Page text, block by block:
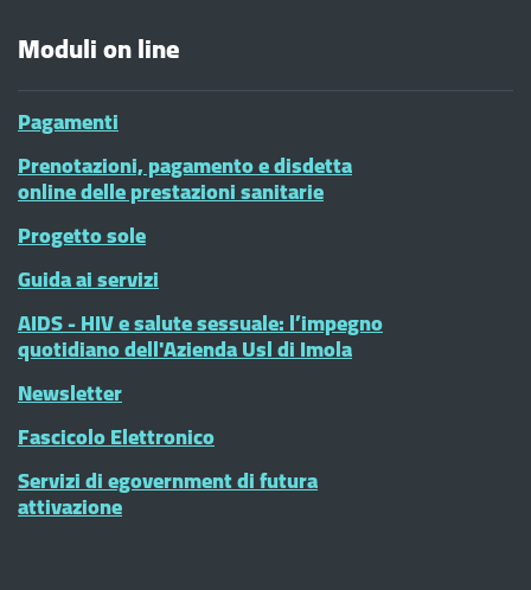
Moduli on line
Pagamenti
Prenotazioni, pagamento e disdetta
online delle prestazioni sanitarie
Progetto sole
Guida ai servizi
AIDS - HIV e salute sessuale: l’impegno
quotidiano dell'Azienda Usl di Imola
Newsletter
Fascicolo Elettronico
Servizi di egovernment di futura
attivazione